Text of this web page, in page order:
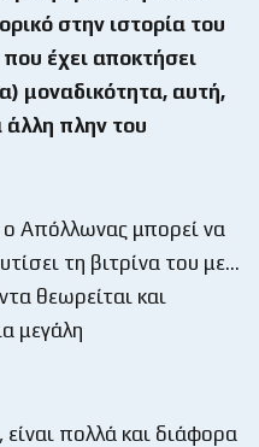
στην ιστορία του
έχει αποκτήσει
μοναδικότητα, αυτή,
άλλη πλην του
ο Απόλλωνας μπορεί να
τη βιτρίνα του με…
θεωρείται και
μεγάλη
πολλά και διάφορα